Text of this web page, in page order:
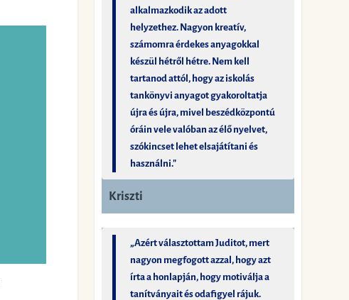
alkalmazkodik az adott
helyzethez. Nagyon kreatív,
számomra érdekes anyagokkal
készül hétről hétre. Nem kell
tartanod attól, hogy az iskolás
tankönyvi anyagot gyakoroltatja
újra és újra, mivel beszédközpontú
óráin vele valóban az élő nyelvet,
szókincset lehet elsajátítani és
használni."
Kriszti
„Azért választottam Juditot, mert
nagyon megfogott azzal, hogy azt
írta a honlapján, hogy motiválja a
tanítványait és odafigyel rájuk.